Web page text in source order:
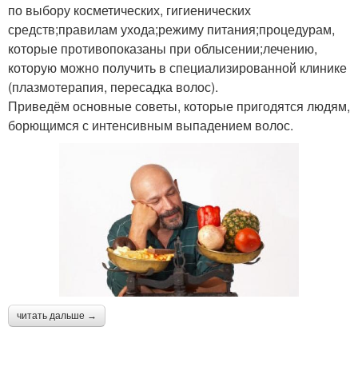
по выбору косметических, гигиенических
средств;правилам ухода;режиму питания;процедурам,
которые противопоказаны при облысении;лечению,
которую можно получить в специализированной клинике
(плазмотерапия, пересадка волос).
Приведём основные советы, которые пригодятся людям,
борющимся с интенсивным выпадением волос.
читать дальше →